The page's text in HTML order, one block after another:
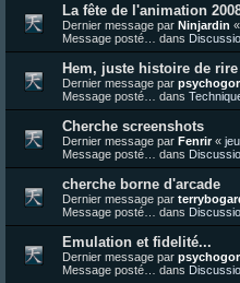
La fête de l'animation
Dernier message par Ninjardin «
Message posté… dans
Hem, juste histoire de
Dernier message par
Message posté… dans
Cherche screenshots
Dernier message par Fenrir«
Message posté… dans
cherche borne d'arcade
Dernier message par
Message posté… dans
Emulation et fidelité...
Dernier message par
Message posté… dans